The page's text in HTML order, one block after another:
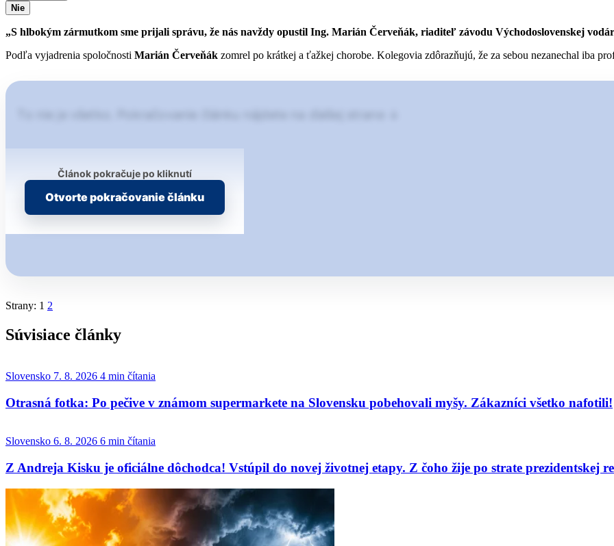
Nie
„S hlbokým zármutkom sme prijali správu, že nás navždy opustil Ing. Marián Červeňák, riaditeľ závodu Východoslovenskej
Podľa vyjadrenia spoločnosti Marián Červeňák zomrel po krátkej a ťažkej chorobe. Kolegovia zdôrazňujú, že za sebou nezanechal iba
Článok pokračuje po kliknutí
Otvorte pokračovanie článku
Strany: 1 2
Súvisiace články
Slovensko 7. 8. 2026 4 min čítania
Otrasná fotka: Po pečive v známom supermarkete na Slovensku pobehovali myšy. Zákazníci všetko nafotili!
Slovensko 6. 8. 2026 6 min čítania
Z Andreja Kisku je oficiálne dôchodca! Vstúpil do novej životnej etapy. Z čoho žije po strate prezidentskej